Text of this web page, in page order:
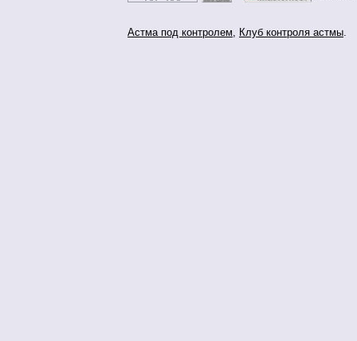
Астма под контролем, Клуб контроля астмы.